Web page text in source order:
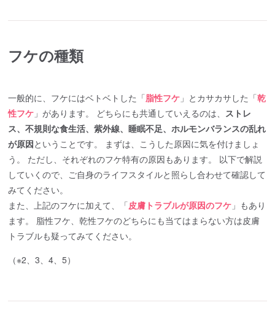
フケの種類
一般的に、フケにはベトベトした「脂性フケ 」とカサカサした「乾
性フケ 」があります。 どちらにも共通していえるのは、 ストレ
ス、不規則な食生活、紫外線、睡眠不足、ホルモンバランスの乱れ
が原因ということです。 まずは、こうした原因に気を付けましょ
う。 ただし、それぞれのフケ特有の原因もあります。 以下で解説
していくので、ご自身のライフスタイルと照らし合わせて確認して
みてください。
また、上記のフケに加えて、「皮膚トラブルが原因のフケ 」もあり
ます。 脂性フケ、乾性フケのどちらにも当てはまらない方は皮膚
トラブルも疑ってみてください。
（※2、3、4、5）